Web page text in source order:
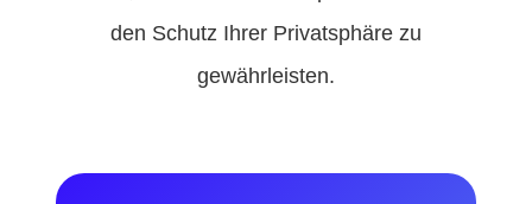
den Schutz Ihrer Privatsphäre zu
gewährleisten.